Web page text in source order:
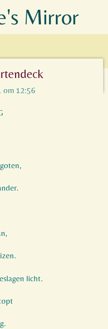
Mirror
om 12:56
licht.